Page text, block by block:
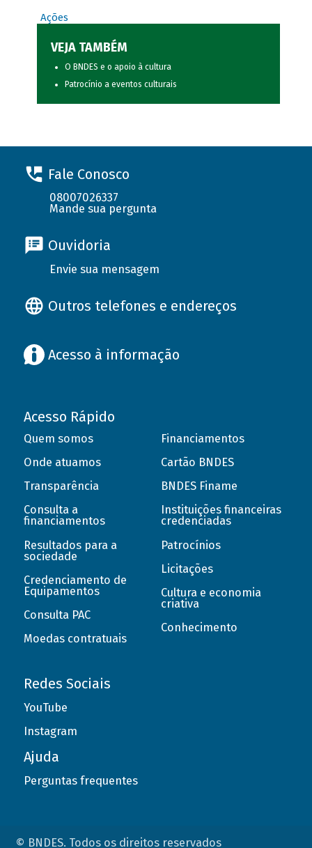
Ações
VEJA TAMBÉM
O BNDES e o apoio à cultura
Patrocínio a eventos culturais
Fale Conosco
08007026337
Mande sua pergunta
Ouvidoria
Envie sua mensagem
Outros telefones e endereços
Acesso à informação
Acesso Rápido
Quem somos
Onde atuamos
Transparência
Consulta a
financiamentos
Resultados para a
sociedade
Credenciamento de
Equipamentos
Consulta PAC
Moedas contratuais
Financiamentos
Cartão BNDES
BNDES Finame
Instituições financeiras
credenciadas
Patrocínios
Licitações
Cultura e economia
criativa
Conhecimento
Redes Sociais
YouTube
Instagram
Ajuda
Perguntas frequentes
© BNDES. Todos os direitos reservados